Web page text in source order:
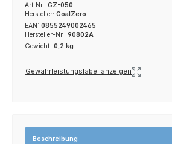
Art.Nr.: GZ-050
Hersteller: GoalZero
EAN: 0855249002465
Hersteller-Nr.: 90802A
Gewicht: 0,2 kg
Gewährleistungslabel anzeigen
Beschreibung